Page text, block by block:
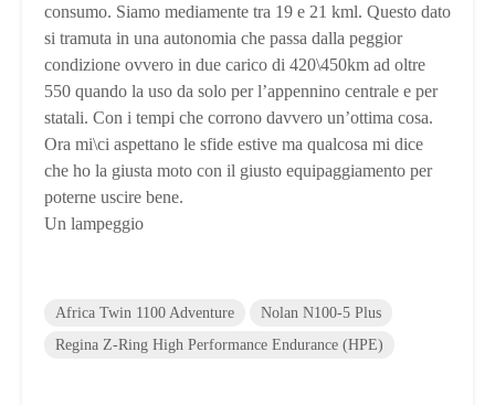
consumo. Siamo mediamente tra 19 e 21 kml. Questo dato
si tramuta in una autonomia che passa dalla peggior
condizione ovvero in due carico di 420\450km ad oltre
550 quando la uso da solo per l’appennino centrale e per
statali. Con i tempi che corrono davvero un’ottima cosa.
Ora mi\ci aspettano le sfide estive ma qualcosa mi dice
che ho la giusta moto con il giusto equipaggiamento per
poterne uscire bene.
Un lampeggio
Africa Twin 1100 Adventure
Nolan N100-5 Plus
Regina Z-Ring High Performance Endurance (HPE)